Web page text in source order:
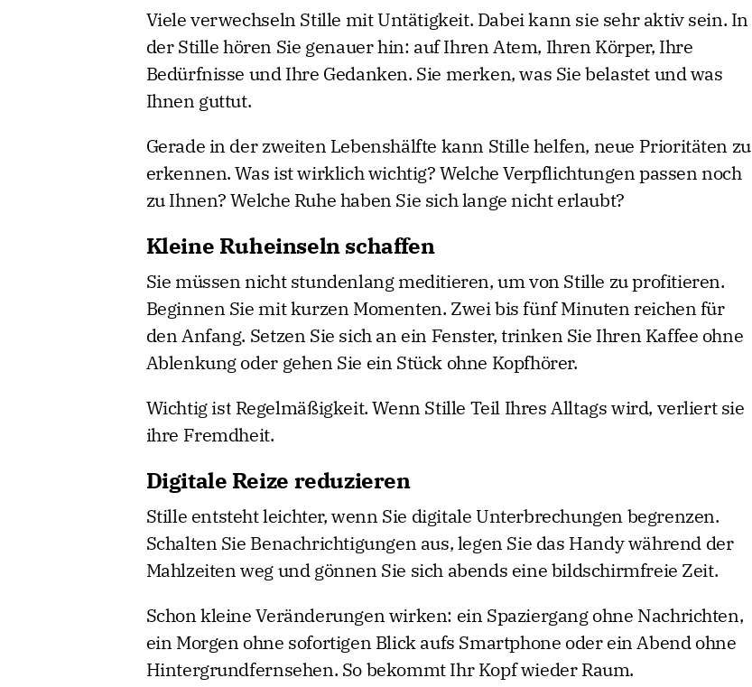
Viele verwechseln Stille mit Untätigkeit. Dabei kann sie sehr aktiv sein. In
der Stille hören Sie genauer hin: auf Ihren Atem, Ihren Körper, Ihre
Bedürfnisse und Ihre Gedanken. Sie merken, was Sie belastet und was
Ihnen guttut.
Gerade in der zweiten Lebenshälfte kann Stille helfen, neue Prioritäten zu
erkennen. Was ist wirklich wichtig? Welche Verpflichtungen passen noch
zu Ihnen? Welche Ruhe haben Sie sich lange nicht erlaubt?
Kleine Ruheinseln schaffen
Sie müssen nicht stundenlang meditieren, um von Stille zu profitieren.
Beginnen Sie mit kurzen Momenten. Zwei bis fünf Minuten reichen für
den Anfang. Setzen Sie sich an ein Fenster, trinken Sie Ihren Kaffee ohne
Ablenkung oder gehen Sie ein Stück ohne Kopfhörer.
Wichtig ist Regelmäßigkeit. Wenn Stille Teil Ihres Alltags wird, verliert sie
ihre Fremdheit.
Digitale Reize reduzieren
Stille entsteht leichter, wenn Sie digitale Unterbrechungen begrenzen.
Schalten Sie Benachrichtigungen aus, legen Sie das Handy während der
Mahlzeiten weg und gönnen Sie sich abends eine bildschirmfreie Zeit.
Schon kleine Veränderungen wirken: ein Spaziergang ohne Nachrichten,
ein Morgen ohne sofortigen Blick aufs Smartphone oder ein Abend ohne
Hintergrundfernsehen. So bekommt Ihr Kopf wieder Raum.